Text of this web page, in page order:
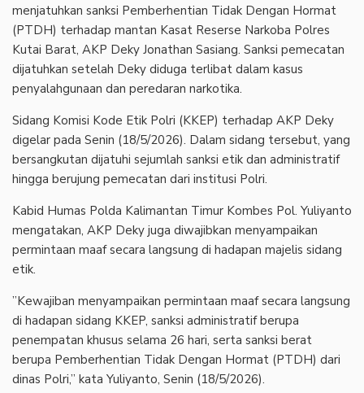
menjatuhkan sanksi Pemberhentian Tidak Dengan Hormat
(PTDH) terhadap mantan Kasat Reserse Narkoba Polres
Kutai Barat, AKP Deky Jonathan Sasiang. Sanksi pemecatan
dijatuhkan setelah Deky diduga terlibat dalam kasus
penyalahgunaan dan peredaran narkotika.
‎Sidang Komisi Kode Etik Polri (KKEP) terhadap AKP Deky
digelar pada Senin (18/5/2026). Dalam sidang tersebut, yang
bersangkutan dijatuhi sejumlah sanksi etik dan administratif
hingga berujung pemecatan dari institusi Polri.
‎Kabid Humas Polda Kalimantan Timur Kombes Pol. Yuliyanto
mengatakan, AKP Deky juga diwajibkan menyampaikan
permintaan maaf secara langsung di hadapan majelis sidang
etik.
‎”Kewajiban menyampaikan permintaan maaf secara langsung
di hadapan sidang KKEP, sanksi administratif berupa
penempatan khusus selama 26 hari, serta sanksi berat
berupa Pemberhentian Tidak Dengan Hormat (PTDH) dari
dinas Polri,” kata Yuliyanto, Senin (18/5/2026).